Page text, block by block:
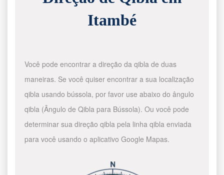
Itambé
Você pode encontrar a direção da qibla de duas
maneiras. Se você quiser encontrar a sua localização
qibla usando bússola, por favor use abaixo do ângulo
qibla (Ângulo de Qibla para Bússola). Ou você pode
determinar sua direção qibla pela linha qibla enviada
para você usando o aplicativo Google Mapas.